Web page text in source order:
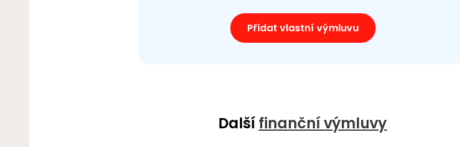
Přidat vlastní výmluvu
Další finanční výmluvy